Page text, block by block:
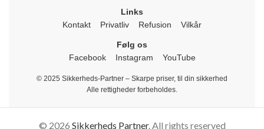
Links
Kontakt
Privatliv Refusion Vilkår
Følg os
Facebook
Instagram YouTube
© 2025 Sikkerheds-Partner – Skarpe priser, til din sikkerhed
Alle rettigheder forbeholdes.
© 2026 Sikkerheds Partner. All rights reserved